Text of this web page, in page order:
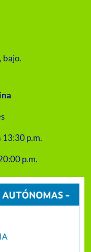
bajo.
13:30 p.m.
p.m.